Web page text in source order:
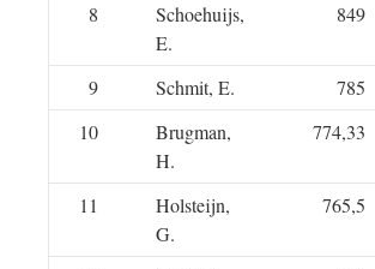
8
Schoehuijs,
E.
849
9 Schmit, E. 785
10
Brugman,
H.
774,33
11
Holsteijn,
G.
765,5